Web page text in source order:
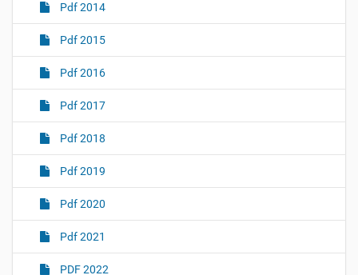
Pdf 2014
Pdf 2015
Pdf 2016
Pdf 2017
Pdf 2018
Pdf 2019
Pdf 2020
Pdf 2021
PDF 2022